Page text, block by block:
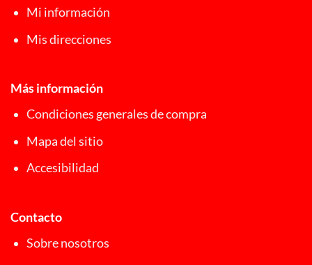
Mi información
Mis direcciones
Más información
Condiciones generales de compra
Mapa del sitio
Accesibilidad
Contacto
Sobre nosotros